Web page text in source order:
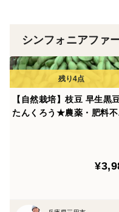
め、重量あたりの栄養
ないことから日持ちが
また、施肥により窒素
グミが少なく、かつ日
シンフォニアファ
【自然栽培】枝豆 早生黒豆
たんくろう★農薬・肥料不